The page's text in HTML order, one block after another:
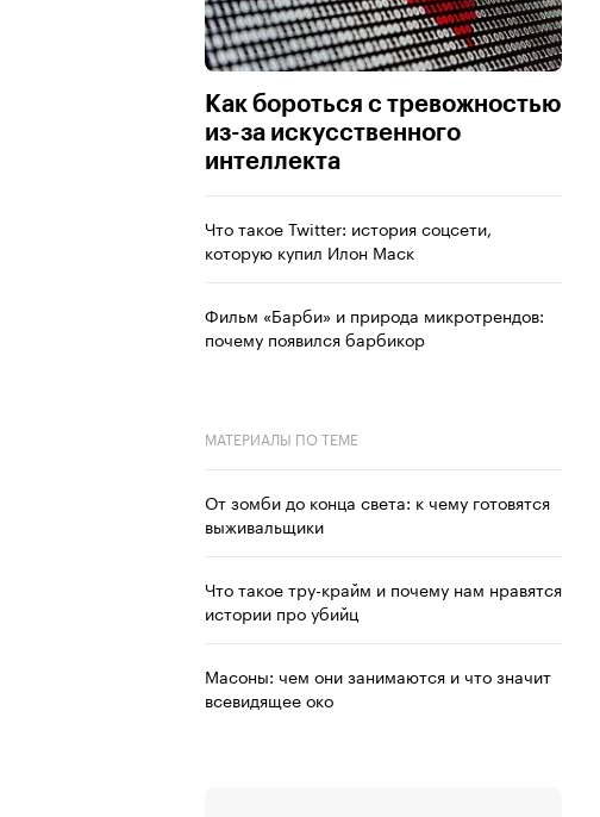
Как бороться с тревожностью
из-за искусственного
интеллекта
Что такое Twitter: история соцсети,
которую купил Илон Маск
Фильм «Барби» и природа микротрендов:
почему появился барбикор
МАТЕРИАЛЫ ПО ТЕМЕ
От зомби до конца света: к чему готовятся
выживальщики
Что такое тру-крайм и почему нам нравятся
истории про убийц
Масоны: чем они занимаются и что значит
всевидящее око